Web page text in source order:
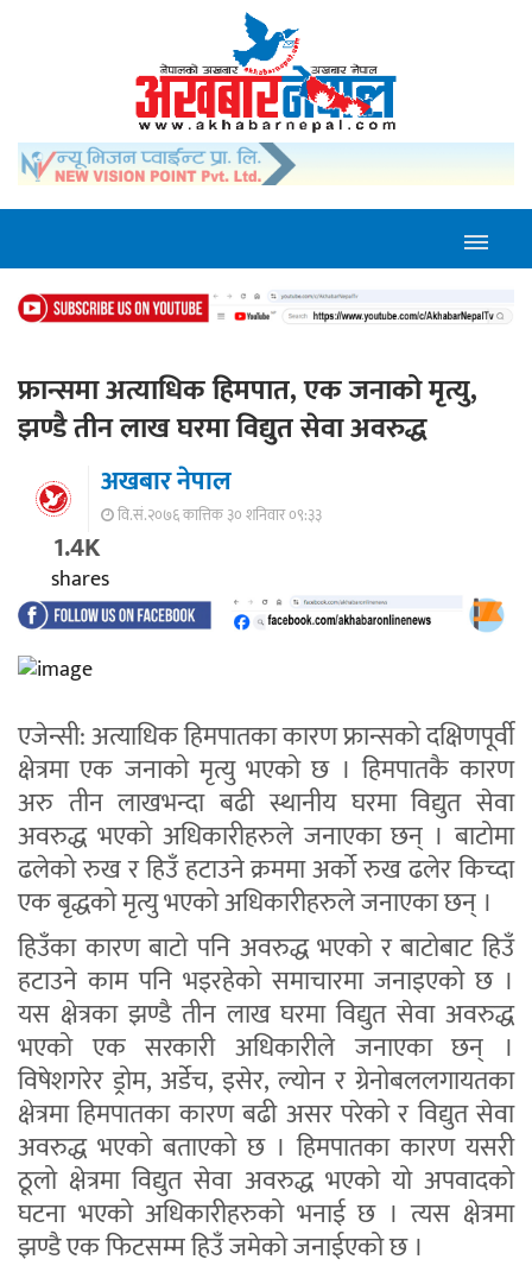
फ्रान्समा अत्याधिक हिमपात, एक जनाको मृत्यु,
झण्डै तीन लाख घरमा विद्युत सेवा अवरुद्ध
अखबार नेपाल
वि.सं.२०७६ कात्तिक ३० शनिवार ०९:३३
1.4K
shares
एजेन्सी: अत्याधिक हिमपातका कारण फ्रान्सको दक्षिणपूर्वी
क्षेत्रमा एक जनाको मृत्यु भएको छ । हिमपातकै कारण
अरु तीन लाखभन्दा बढी स्थानीय घरमा विद्युत सेवा
अवरुद्ध भएको अधिकारीहरुले जनाएका छन् । बाटोमा
ढलेको रुख र हिउँ हटाउने क्रममा अर्को रुख ढलेर किच्दा
एक बृद्धको मृत्यु भएको अधिकारीहरुले जनाएका छन् ।
हिउँका कारण बाटो पनि अवरुद्ध भएको र बाटोबाट हिउँ
हटाउने काम पनि भइरहेको समाचारमा जनाइएको छ ।
यस क्षेत्रका झण्डै तीन लाख घरमा विद्युत सेवा अवरुद्ध
भएको एक सरकारी अधिकारीले जनाएका छन् ।
विषेशगरेर ड्रोम, अर्डेच, इसेर, ल्योन र ग्रेनोबललगायतका
क्षेत्रमा हिमपातका कारण बढी असर परेको र विद्युत सेवा
अवरुद्ध भएको बताएको छ । हिमपातका कारण यसरी
ठूलो क्षेत्रमा विद्युत सेवा अवरुद्ध भएको यो अपवादको
घटना भएको अधिकारीहरुको भनाई छ । त्यस क्षेत्रमा
झण्डै एक फिटसम्म हिउँ जमेको जनाईएको छ ।